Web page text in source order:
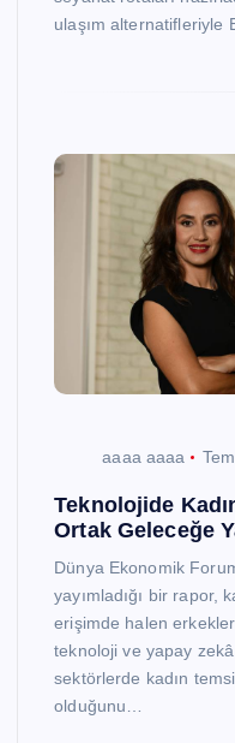
ulaşım alternatifleriyle
aaaa aaaa
Teknolojide
Ortak Geleceğe
Dünya Ekonomik
yayımladığı bir rapor,
erişimde halen
teknoloji ve yapay
sektörlerde kadın
olduğunu…